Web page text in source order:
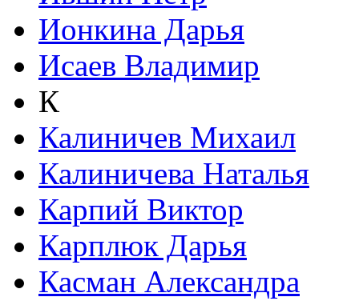
Ионкина Дарья
Исаев Владимир
К
Калиничев Михаил
Калиничева Наталья
Карпий Виктор
Карплюк Дарья
Касман Александра